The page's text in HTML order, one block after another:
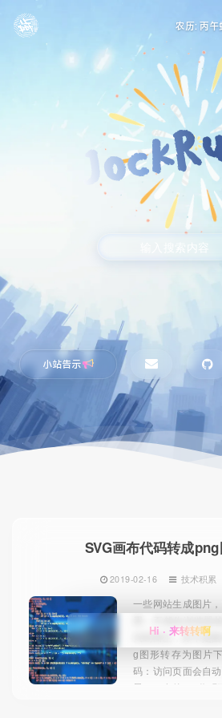
农历: 丙午
小站告示
SVG画布代码转成
2019-02-16 技术积累
一些网站生成图片
用，不然你浏览器
代码而已，并不是
g图形转存为图片
码：访问页面会自
Hi · 来转转啊